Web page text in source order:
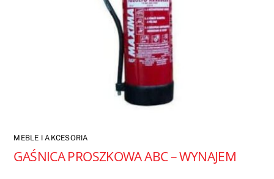
MEBLE I AKCESORIA
GAŚNICA PROSZKOWA ABC – WYNAJEM